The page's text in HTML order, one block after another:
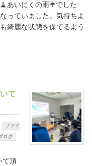
あいにくの雨☔でした
っていました。気持ちよ
綺麗な状態を保てるよう
て
ファイ
ログ
て頂